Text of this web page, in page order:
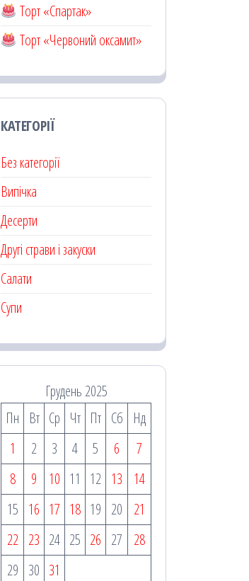
Торт «Спартак»
Торт «Червоний оксамит»
КАТЕГОРІЇ
Без категорії
Випічка
Десерти
Другі страви і закуски
Салати
Супи
Грудень 2025
Пн
Вт Ср Чт Пт Сб
Нд
1
2 3 4 5 6
7
8
9 10 11 12 13
14
15 16 17 18 19 20
21
22 23 24 25 26 27
28
29 30 31